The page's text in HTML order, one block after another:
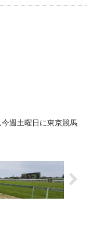
週土曜日に東京競馬